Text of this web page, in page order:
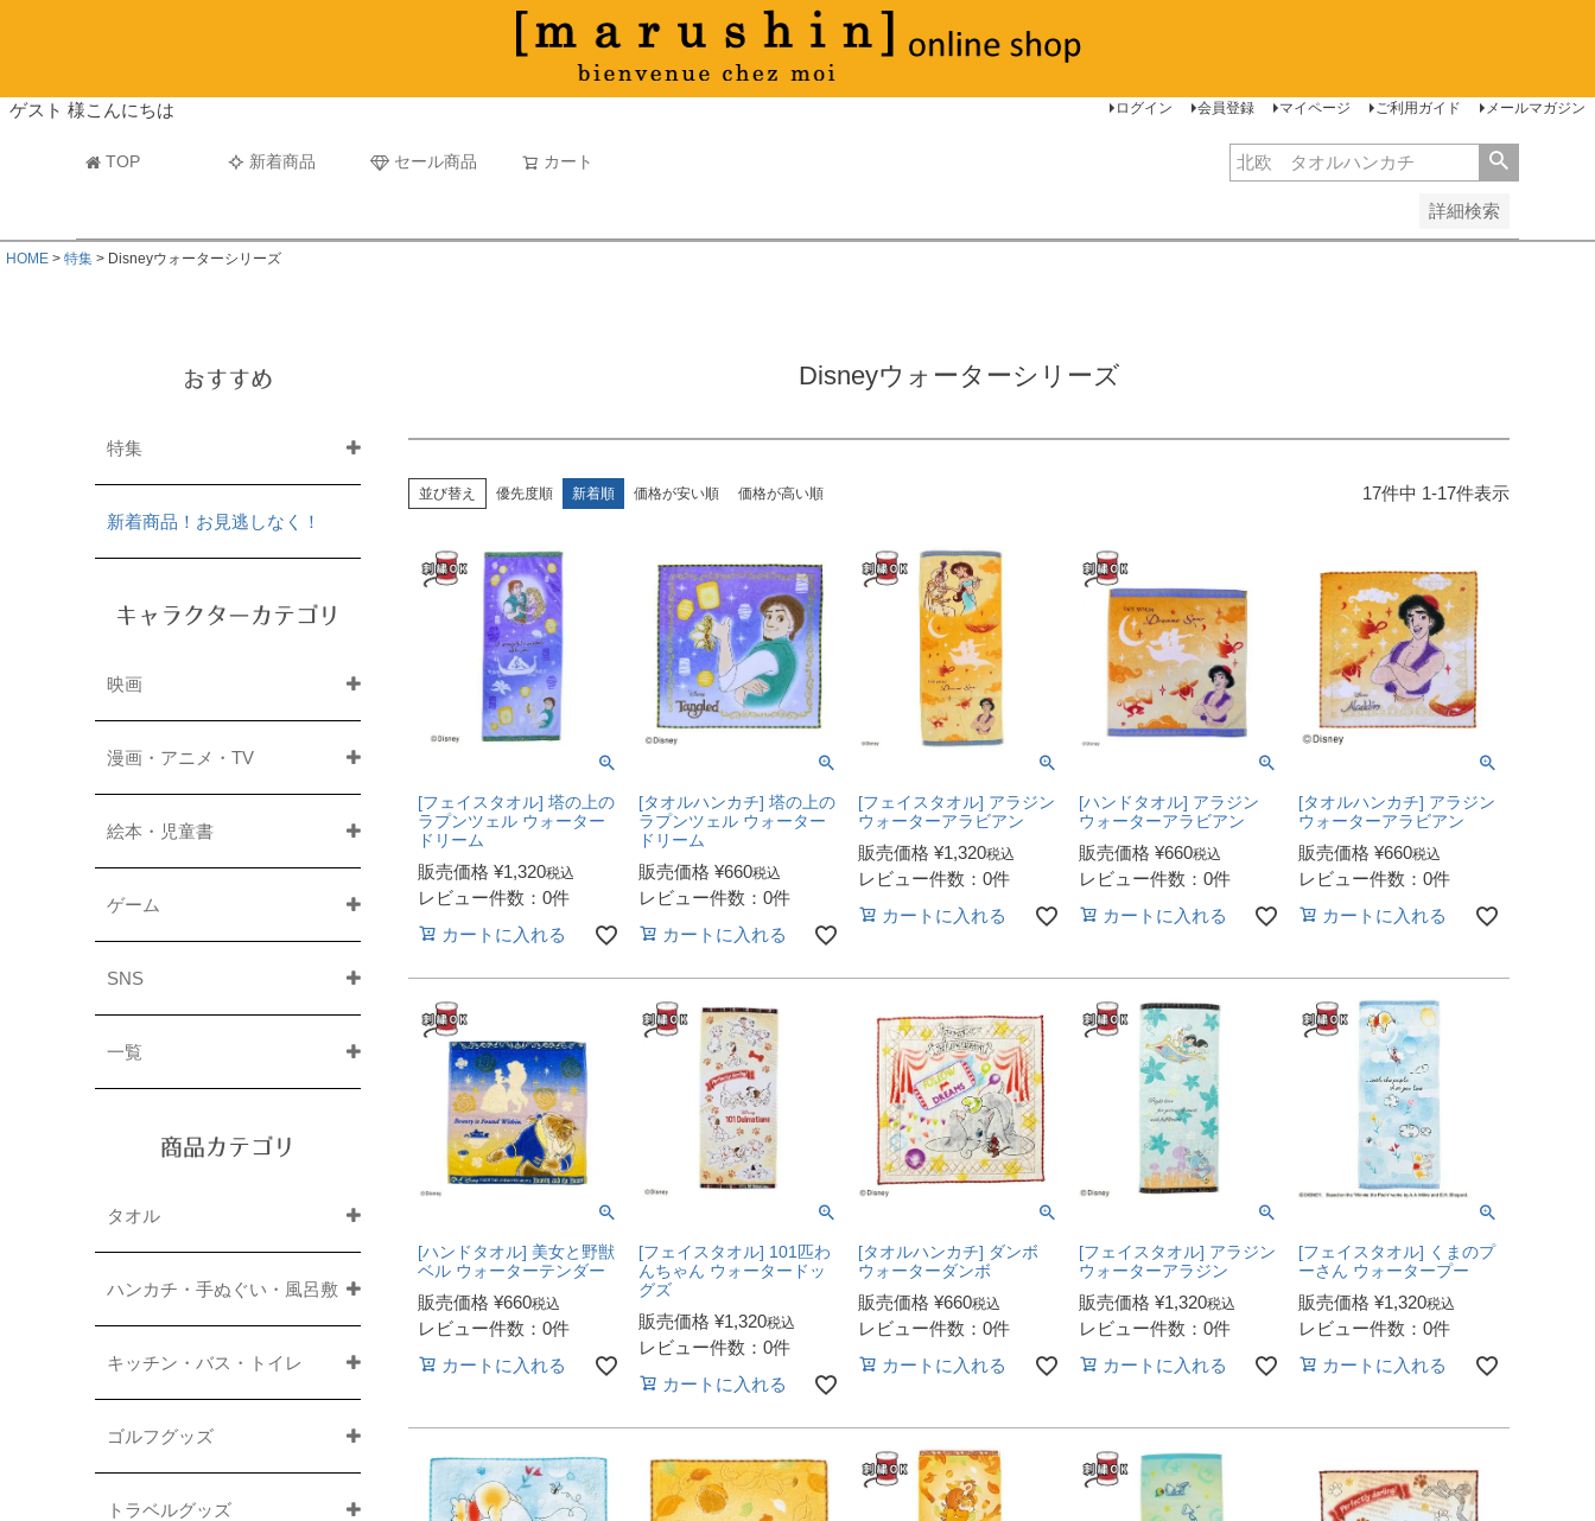
ゲスト 様こんにちは ログイン 会員登録 マイページ ご利用ガイド メールマガジン
TOP 新着商品 セール商品 カート
詳細検索
マフラータオル
並び順
新着順
古い順 価格が安い順
HOME 特集 Disneyウォーターシリーズ
おすすめ
特集
新着商品！お見逃しなく！
キャラクターカテゴリ
映画
漫画・アニメ・TV
絵本・児童書
ゲーム
SNS
一覧
商品カテゴリ
タオル
ハンカチ・手ぬぐい・風呂敷
キッチン・バス・トイレ
ゴルフグッズ
トラベルグッズ
Disneyウォーターシリーズ
並び替え 優先度順 新着順 価格が安い順 価格が高い順 17件中 1-17件表示
[フェイスタオル] 塔の上の
ラプンツェル ウォーター
ドリーム
販売価格 ¥1,320税込
レビュー件数：0件
カートに入れる
[タオルハンカチ] 塔の上の
ラプンツェル ウォーター
ドリーム
販売価格 ¥660税込
レビュー件数：0件
カートに入れる
[フェイスタオル] アラジン
ウォーターアラビアン
販売価格 ¥1,320税込
レビュー件数：0件
カートに入れる
[ハンドタオル] アラジン
ウォーターアラビアン
販売価格 ¥660税込
レビュー件数：0件
カートに入れる
[タオルハンカチ] アラジン
ウォーターアラビアン
販売価格 ¥660税込
レビュー件数：0件
カートに入れる
[ハンドタオル] 美女と野獣
ベル ウォーターテンダー
販売価格 ¥660税込
レビュー件数：0件
カートに入れる
[フェイスタオル] 101匹わ
んちゃん ウォータードッ
グズ
販売価格 ¥1,320税込
レビュー件数：0件
カートに入れる
[タオルハンカチ] ダンボ
ウォーターダンボ
販売価格 ¥660税込
レビュー件数：0件
カートに入れる
[フェイスタオル] アラジン
ウォーターアラジン
販売価格 ¥1,320税込
レビュー件数：0件
カートに入れる
[フェイスタオル] くまのプ
ーさん ウォータープー
販売価格 ¥1,320税込
レビュー件数：0件
カートに入れる